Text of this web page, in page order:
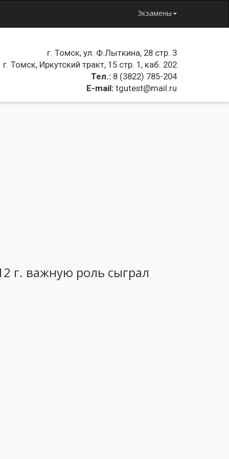
Экзамены
г. Томск, ул. Ф.Лыткина, 28 стр. 3
г. Томск, Иркутский тракт, 15 стр. 1, каб. 202
Тел.: 8 (3822) 785-204
E-mail: tgutest@mail.ru
г. важную роль сыграл